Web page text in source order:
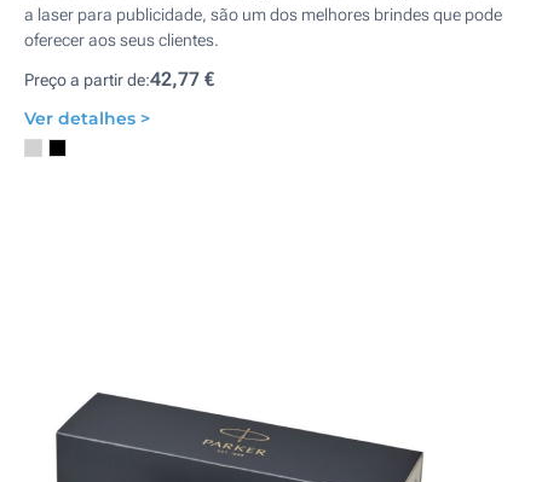
a laser para publicidade, são um dos melhores brindes que pode
oferecer aos seus clientes.
Preço a partir de:42,77 €
Ver detalhes >